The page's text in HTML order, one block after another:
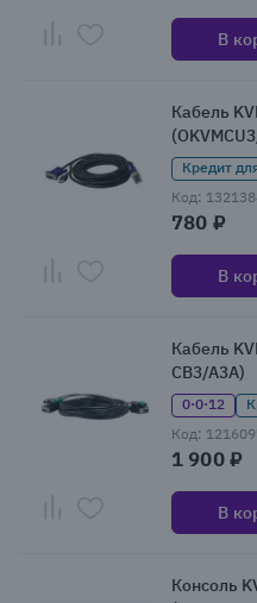
В
Кабель
Кредит
Код:
780 ₽
В
Кабель
CB3/A3A)
0·0·12
Код:
1 900 ₽
В
Консоль